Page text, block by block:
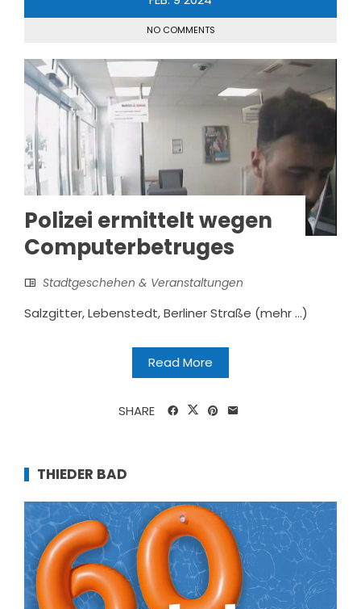
NO COMMENTS
Polizei ermittelt wegen
Computerbetruges
Stadtgeschehen & Veranstaltungen
Salzgitter, Lebenstedt, Berliner Straße (mehr …)
Read More
SHARE
THIEDER BAD